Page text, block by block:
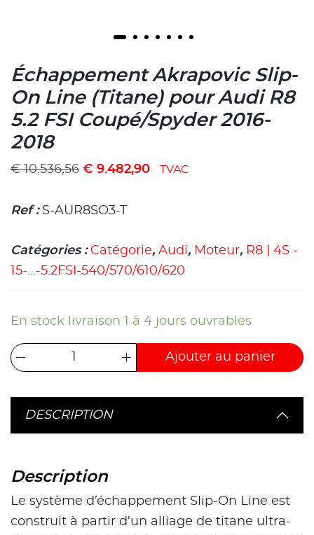
Échappement Akrapovic Slip-
On Line (Titane) pour Audi R8
5.2 FSI Coupé/Spyder 2016-
2018
€10.536,56 € 9.482,90 TVAC
Ref : S-AUR8SO3-T
Catégories : Catégorie, Audi, Moteur, R8 | 4S -
15-...-5.2FSI-540/570/610/620
En stock livraison 1 à 4 jours ouvrables
Ajouter au panier
DESCRIPTION
Description
Le système d’échappement Slip-On Line est
construit à partir d’un alliage de titane ultra-